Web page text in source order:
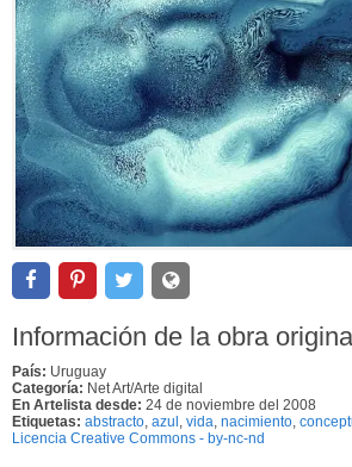
Información de la obra
País: Uruguay
Categoría: Net Art/Arte digital
En Artelista desde: 24 de noviembre del 2008
Etiquetas: abstracto, azul, vida, nacimiento,
Licencia Creative Commons - by-nc-nd